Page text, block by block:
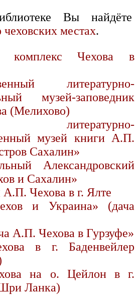
Вы найдёте
местах.
комплекс Чехова в
литературно-
музей-заповедник
(Мелихово)
литературно-
музей книги А.П.
Сахалин»
Александровский
и Сахалин»
Чехова в г. Ялте
и Украина» (дача
А.П. Чехова в Гурзуфе»
в г. Баденвейлер
на о. Цейлон в г.
Ланка)